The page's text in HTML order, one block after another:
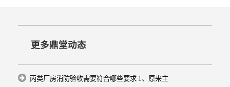
更多鼎堂动态
丙类厂房消防验收需要符合哪些要求 1、原来主